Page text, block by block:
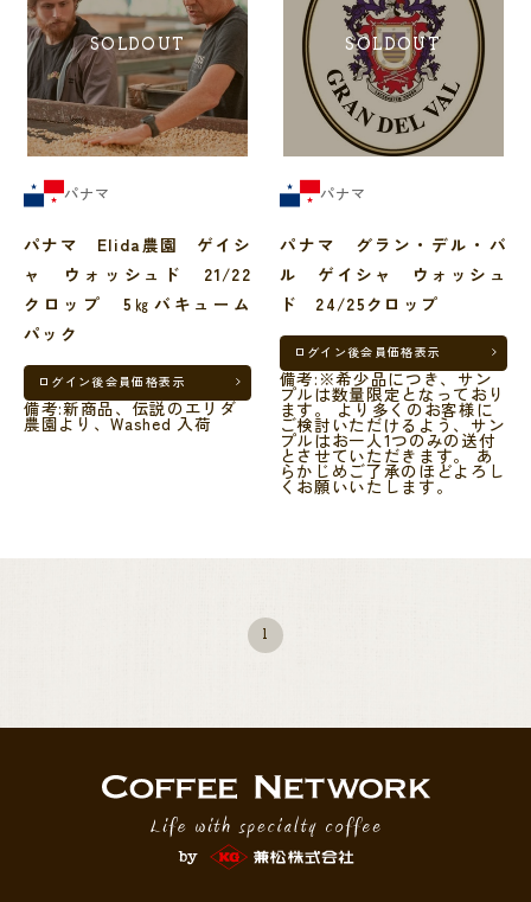
SOLDOUT
パナマ
パナマ Elida農園 ゲイシ
ャ ウォッシュド 21/22
クロップ 5㎏バキューム
パック
ログイン後会員価格表示
備考:新商品、伝説のエリダ
農園より、Washed 入荷
SOLDOUT
パナマ
パナマ グラン・デル・バ
ル ゲイシャ ウォッシュ
ド 24/25クロップ
ログイン後会員価格表示
備考:※希少品につき、サン
プルは数量限定となっており
ます。 より多くのお客様に
ご検討いただけるよう、サン
プルはお一人1つのみの送付
とさせていただきます。 あ
らかじめご了承のほどよろし
くお願いいたします。
1